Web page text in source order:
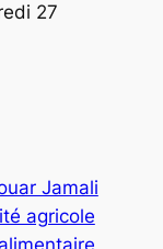
27
Jamali
agricole